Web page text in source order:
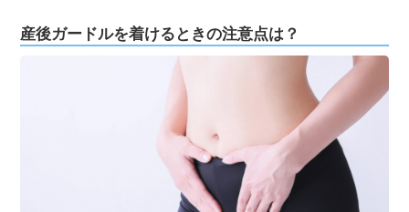
産後ガードルを着けるときの注意点は？